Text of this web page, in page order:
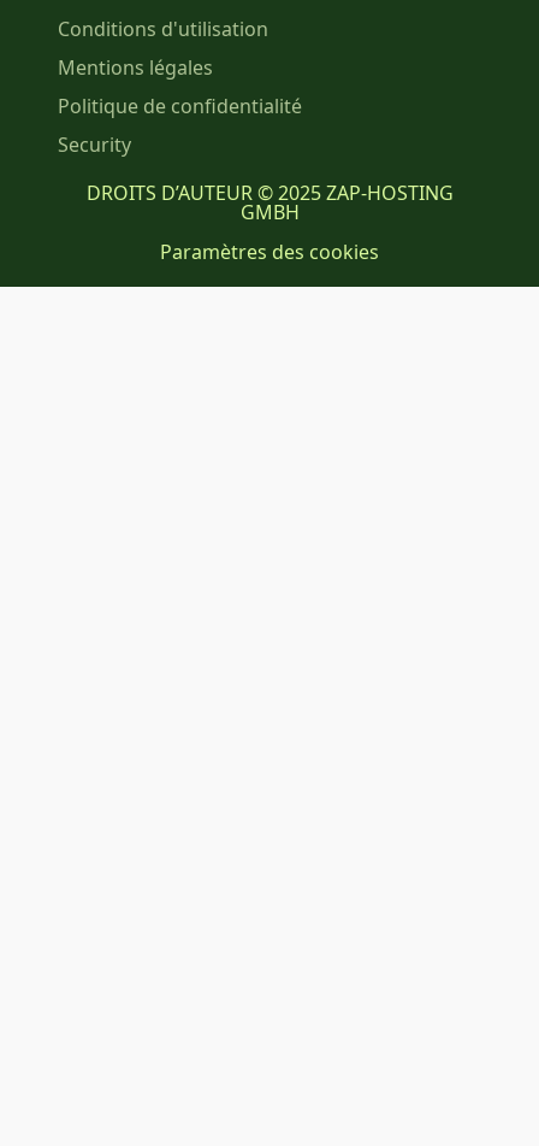
Conditions d'utilisation
Mentions légales
Politique de confidentialité
Security
DROITS D’AUTEUR © 2025 ZAP-HOSTING
GMBH
Paramètres des cookies